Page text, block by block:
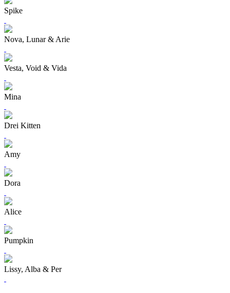
Spike
Nova, Lunar & Arie
Vesta, Void & Vida
Mina
Drei Kitten
Amy
Dora
Alice
Pumpkin
Lissy, Alba & Per